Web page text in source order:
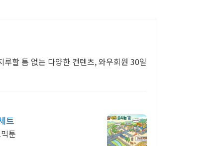
할 틈 없는 다양한 컨텐츠, 와우회원 30일
트
툰